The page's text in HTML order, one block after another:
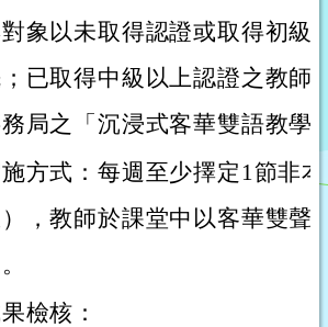
象以未取得認證或取得初級
已取得中級以上認證之教師
局之「沉浸式客華雙語教學
方式：每週至少擇定1節非
，教師於課堂中以客華雙聲
檢核：